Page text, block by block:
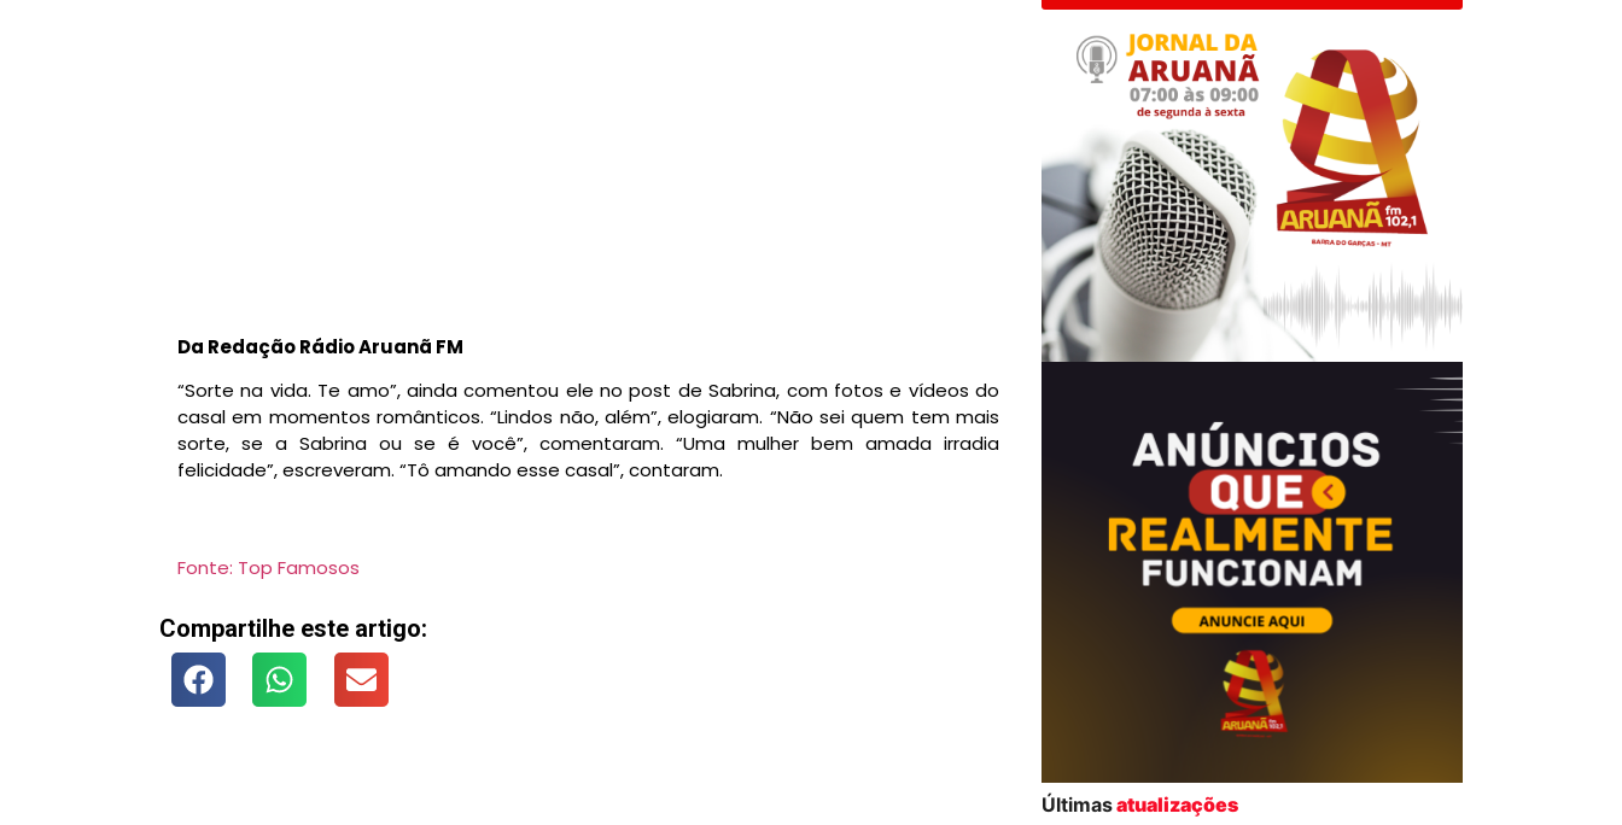
Da Redação Rádio Aruanã FM
“Sorte na vida. Te amo”, ainda comentou ele no post de Sabrina, com fotos e vídeos do
casal em momentos românticos. “Lindos não, além”, elogiaram. “Não sei quem tem mais
sorte, se a Sabrina ou se é você”, comentaram. “Uma mulher bem amada irradia
felicidade”, escreveram. “Tô amando esse casal”, contaram.
Fonte: Top Famosos
Compartilhe este artigo:
Últimasatualizações